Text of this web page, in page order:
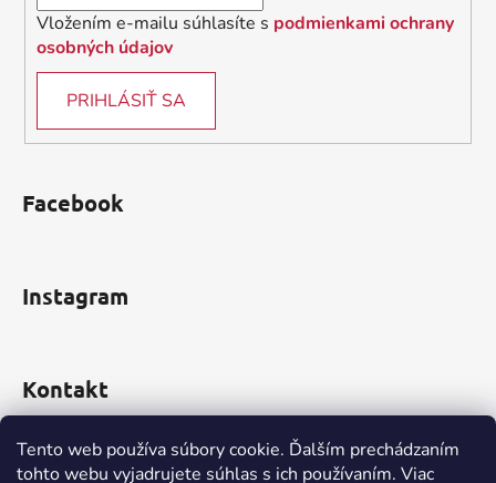
Tento web používa súbory cookie. Ďalším prechádzaním
tohto webu vyjadrujete súhlas s ich používaním. Viac
Vložením e-mailu súhlasíte s podmienkami ochrany
osobných údajov
PRIHLÁSIŤ SA
Facebook
Instagram
Kontakt
obchod@incomp.sk